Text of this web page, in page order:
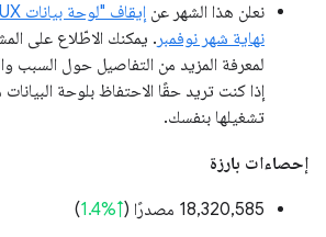
نعلن هذا الشهر عن
نهاية شهر نوفمبر . يمكنك الاطّلاع على
لمعرفة المزيد من التفاصيل حول السبب
إذا كنت تريد حقًا الاحتفاظ بلوحة
تشغيلها بنفسك.
إحصاءات بارزة
‫18,320,585 مصدرًا ( ↑%1.4
)